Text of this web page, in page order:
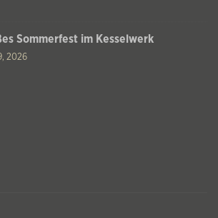
Sommerfest im Kesselwerk
2026